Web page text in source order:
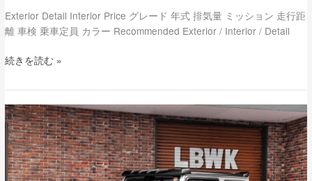
Exterior Detail Interior Price グレード 年式 排気量 ミッション 走行距
離 車検 乗車定員 カラー Recommended Exterior / Interior / Detail
続きを読む »
LB-
nation
G-
Mini
Type2